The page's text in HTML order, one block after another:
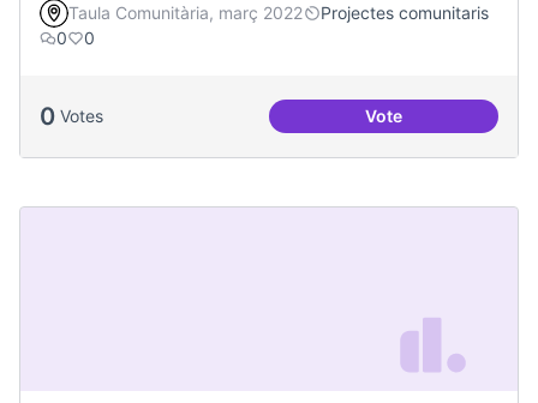
Taula Comunitària, març 2022
Projectes comunitaris
0
0
0 Votes VoteEspai Jove